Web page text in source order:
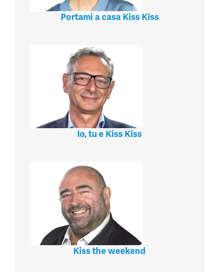
Portami a casa Kiss Kiss
Io, tu e Kiss Kiss
Kiss the weekend